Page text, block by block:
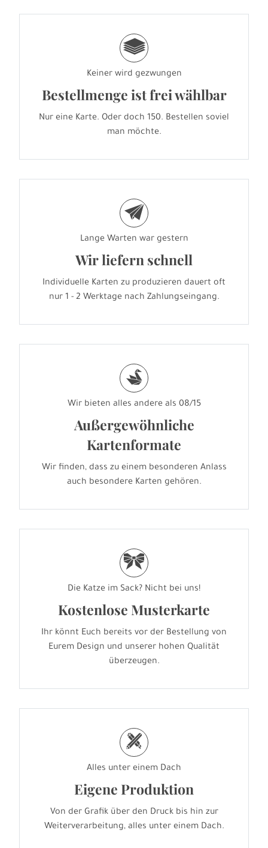
g
Keiner wird gezwungen
Bestellmenge ist frei wählbar
Nur eine Karte. Oder doch 150. Bestellen soviel
man möchte.
e
Lange Warten war gestern
Wir liefern schnell
Individuelle Karten zu produzieren dauert oft
nur 1 - 2 Werktage nach Zahlungseingang.
s
Wir bieten alles andere als 08/15
Außergewöhnliche
Kartenformate
Wir finden, dass zu einem besonderen Anlass
auch besondere Karten gehören.
r
Die Katze im Sack? Nicht bei uns!
Kostenlose Musterkarte
Ihr könnt Euch bereits vor der Bestellung von
Eurem Design und unserer hohen Qualität
überzeugen.
h
Alles unter einem Dach
Eigene Produktion
Von der Grafik über den Druck bis hin zur
Weiterverarbeitung, alles unter einem Dach.